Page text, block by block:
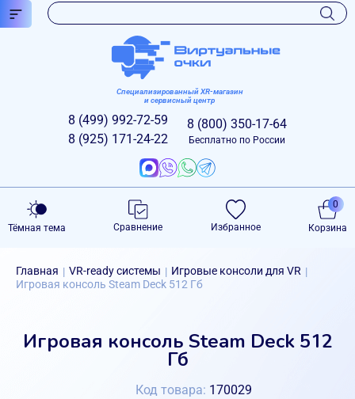
Специализированный XR-магазин
и сервисный центр
8 (499) 992-72-59
8 (925) 171-24-22
8 (800) 350-17-64
Бесплатно по России
Тёмная тема Сравнение Избранное Корзина
0
Главная | VR-ready системы | Игровые консоли для VR |
Игровая консоль Steam Deck 512 Гб
Игровая консоль Steam Deck 512
Гб
Код товара: 170029